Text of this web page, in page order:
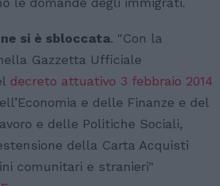
si è sbloccata. "Con la
Gazzetta Ufficiale
decreto attuativo 3 febbraio 2014
e delle Finanze e del
e delle Politiche Sociali,
della Carta Acquisti
comunitari e stranieri"